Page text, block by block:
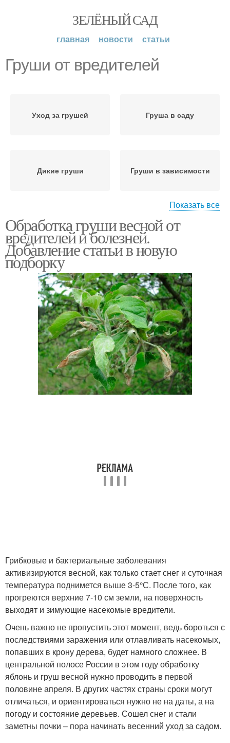
ЗЕЛЁНЫЙ САД
главная новости статьи
Груши от вредителей
Уход за грушей Груша в саду
Дикие груши Груши в зависимости
Груши во время Груши от ржавчины
Груша от болезней и Яблони от вредителей
Показать все
Обработка груши весной от
вредителей и болезней.
Добавление статьи в новую
подборку
Грибковые и бактериальные заболевания
активизируются весной, как только стает снег и суточная
температура поднимется выше 3-5°С. После того, как
прогреются верхние 7-10 см земли, на поверхность
выходят и зимующие насекомые вредители.
Очень важно не пропустить этот момент, ведь бороться с
последствиями заражения или отлавливать насекомых,
попавших в крону дерева, будет намного сложнее. В
центральной полосе России в этом году обработку
яблонь и груш весной нужно проводить в первой
половине апреля. В других частях страны сроки могут
отличаться, и ориентироваться нужно не на даты, а на
погоду и состояние деревьев. Сошел снег и стали
заметны почки – пора начинать весенний уход за садом.